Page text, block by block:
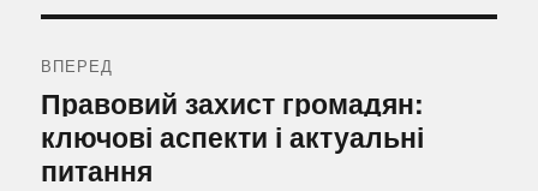
ВПЕРЕД
Наступний
запис:
Правовий захист громадян:
ключові аспекти і актуальні
питання